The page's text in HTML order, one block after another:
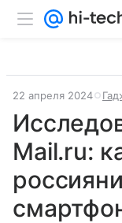
22 апреля 2024
Mail.ru: